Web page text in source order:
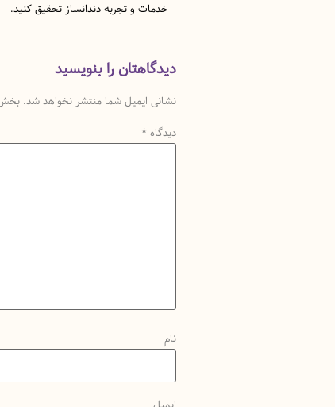
خدمات و تجربه دندانساز تحقیق کنید.
دیدگاهتان را بنویسید
نشانی ایمیل شما منتشر نخواهد شد.
دیدگاه *
نام